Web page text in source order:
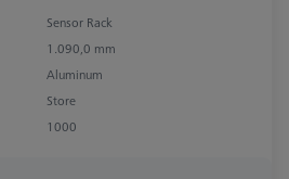
Sensor Rack
1.090,0 mm
Aluminum
Store
1000